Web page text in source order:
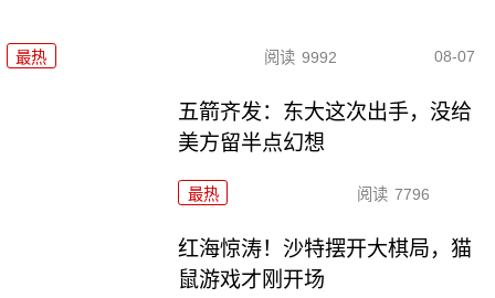
最热 阅读 9992 08-07
五箭齐发：东大这次出手，没给
美方留半点幻想
最热 阅读 7796
红海惊涛！沙特摆开大棋局，猫
鼠游戏才刚开场